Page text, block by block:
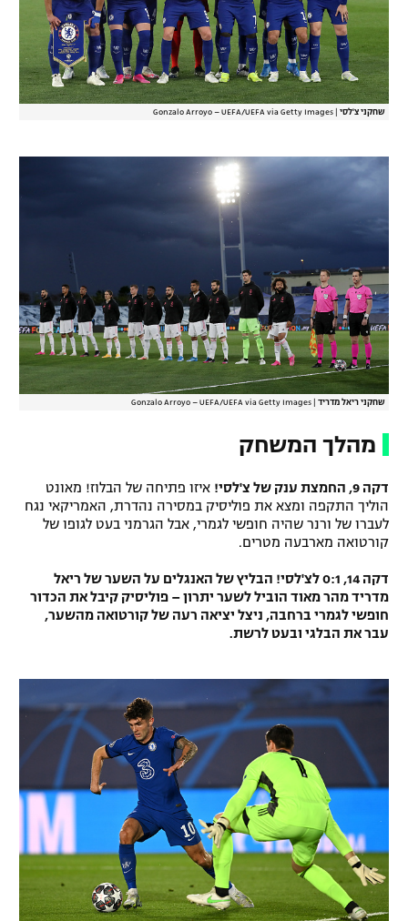
שחקני צ'לסי Gonzalo Arroyo – UEFA/UEFA via Getty Images
שחקני ריאל מדריד Gonzalo Arroyo – UEFA/UEFA via Getty Images
מהלך המשחק
דקה 9, החמצת ענק של צ'לסי!
איזו פתיחה של הבלוז! מאונט
הוליך התקפה ומצא את פוליסיק במסירה נהדרת, האמריקאי נגח
לעברו של ורנר שהיה חופשי לגמרי, אבל הגרמני בעט לגופו של
קורטואה מארבעה מטרים.
דקה 14, 0:1 לצ'לסי! הבליץ של האנגלים על השער של ריאל
מדריד מהר מאוד הוביל לשער יתרון – פוליסיק קיבל את הכדור
חופשי לגמרי ברחבה, ניצל יציאה רעה של קורטואה מהשער,
עבר את הבלגי ובעט לרשת.